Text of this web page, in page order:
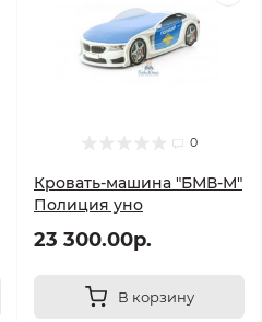
0
Кровать-машина "БМВ-М"
Полиция уно
23 300.00р.
В корзину